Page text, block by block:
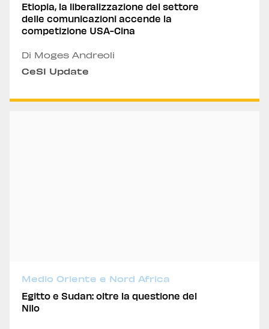
Etiopia, la liberalizzazione del settore
delle comunicazioni accende la
competizione USA-Cina
Di Moges Andreoli
CeSI Update
Medio Oriente e Nord Africa
Egitto e Sudan: oltre la questione del
Nilo